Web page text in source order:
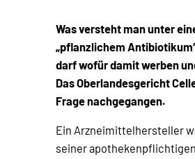
Was versteht man unter
„pflanzlichem
darf wofür damit werben
Das Oberlandesgericht
Frage nachgegangen.
Ein Arzneimittelhersteller
seiner